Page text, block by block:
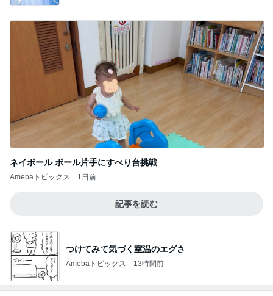
ネイボール ボール片手にすべり台挑戦
Amebaトピックス 1日前
記事を読む
つけてみて気づく室温のエグさ
Amebaトピックス 13時間前